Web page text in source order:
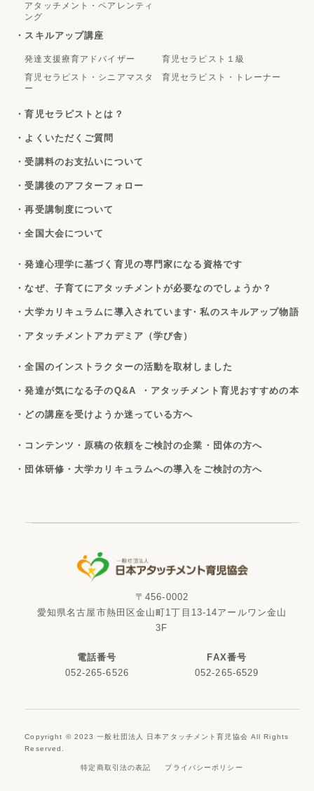
アタッチメント・ペアレンティ
ング
・スキルアップ講座
発達支援療育アドバイザー
育児セラピスト１級
育児セラピスト・シニアマスタ
ー
育児セラピスト・トレーナー
・育児セラピストとは？
・よくいただくご質問
・受講料のお支払いについて
・受講後のアフターフォロー
・再受講制度について
・全国大会について
・発達心理学に基づく育児の専門家になる資格です
・なぜ、子育てにアタッチメントが必要なのでしょうか？
・大学カリキュラムに導入されています・私のスキルアップ物語
・アタッチメントアカデミア（学び舎）
・全国のインストラクターの活動を取材しました
・発達が気になる子のQ&A ・アタッチメント育児おすすめの本
・どの講座を受けようか迷っている方へ
・コンテンツ・原稿の依頼をご検討の企業・団体の方へ
・団体研修・大学カリキュラムへの導入をご検討の方へ
〒456-0002
愛知県名古屋市熱田区金山町1丁目13-14アールワン金山
3F
電話番号
052-265-6526
FAX番号
052-265-6529
Copyright © 2023 一般社団法人 日本アタッチメント育児協会 All Rights
Reserved.
特定商取引法の表記 プライバシーポリシー